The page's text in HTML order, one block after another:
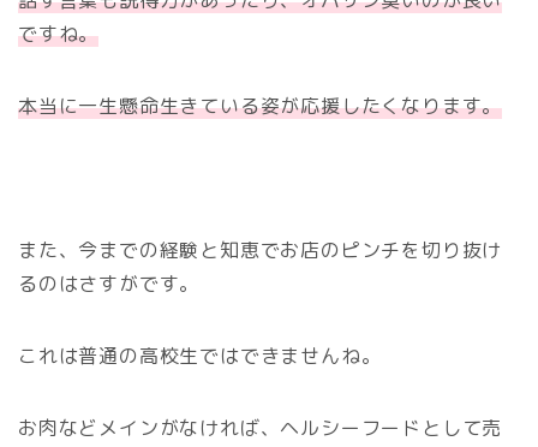
ですね。
本当に一生懸命生きている姿が応援したくなります。
また、今までの経験と知恵でお店のピンチを切り抜け
るのはさすがです。
これは普通の高校生ではできませんね。
お肉などメインがなければ、ヘルシーフードとして売